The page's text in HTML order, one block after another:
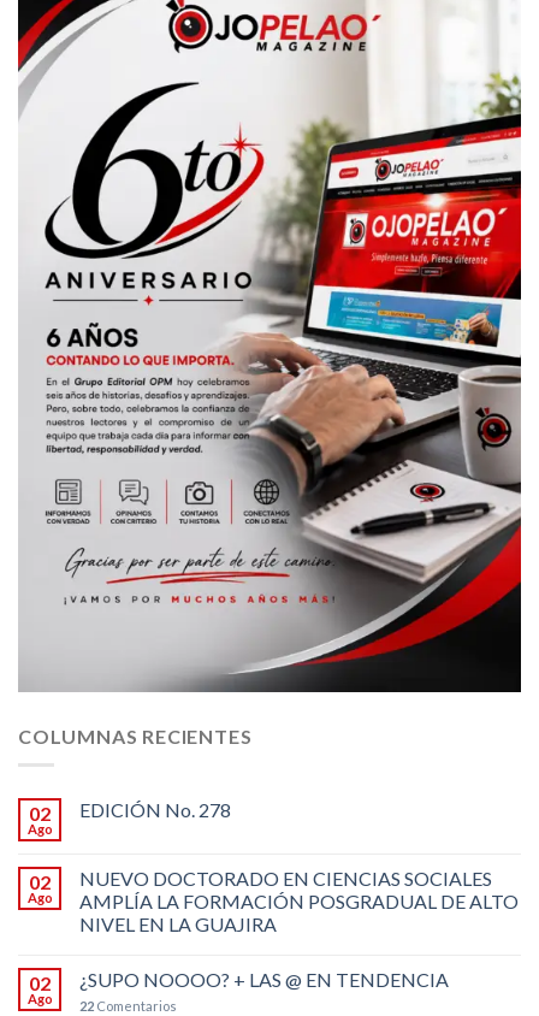
COLUMNAS RECIENTES
02
Ago
EDICIÓN No. 278
02
Ago
NUEVO DOCTORADO EN CIENCIAS SOCIALES
AMPLÍA LA FORMACIÓN POSGRADUAL DE ALTO
NIVEL EN LA GUAJIRA
02
Ago
¿SUPO NOOOO? + LAS @ EN TENDENCIA
22 Comentarios